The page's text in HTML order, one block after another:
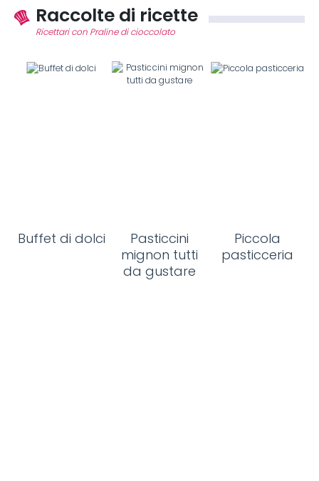
Raccolte di ricette
Ricettari con Praline di cioccolato
Buffet di dolci
Pasticcini
mignon tutti
da gustare
Piccola
pasticceria